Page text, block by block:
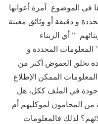
في الموضوع آمرة أعوانها
و دقيقة أو وثائق معينة
” أي الزبناء
المعلومات المحددة و
تخلق الغموض أكثر من
الممكن الإطلاع
في الملف ككل، هل
المحامون لموكليهم أم
لذلك فالمعلومات